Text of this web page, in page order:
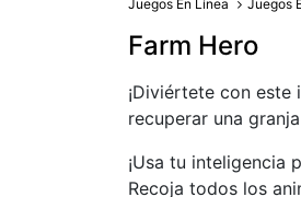
Juegos En Línea Juegos
Farm Hero
¡Diviértete con
recuperar una
¡Usa tu inteligencia
Recoja todos los